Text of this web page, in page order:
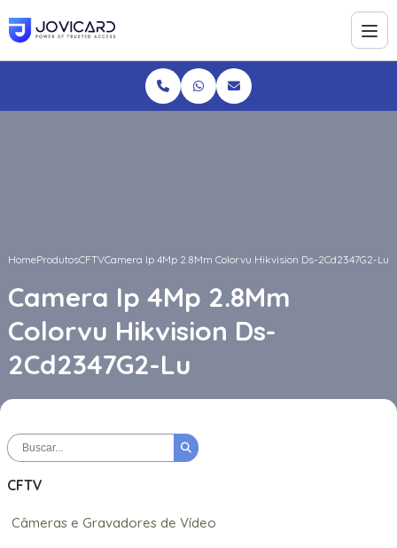
HomeProdutosCFTVCamera Ip 4Mp 2.8Mm Colorvu Hikvision Ds-2Cd2347G2-Lu
Camera Ip 4Mp 2.8Mm
Colorvu Hikvision Ds-
2Cd2347G2-Lu
CFTV
Câmeras e Gravadores de Vídeo